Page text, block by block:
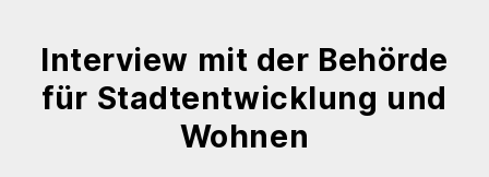
Interview mit der Behörde
für Stadtentwicklung und
Wohnen